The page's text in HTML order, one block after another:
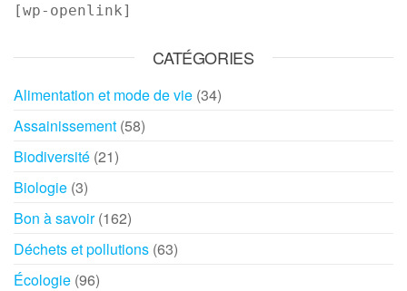
[wp-openlink]
CATÉGORIES
Alimentation et mode de vie (34)
Assainissement (58)
Biodiversité (21)
Biologie (3)
Bon à savoir(162)
Déchets et pollutions (63)
Écologie (96)